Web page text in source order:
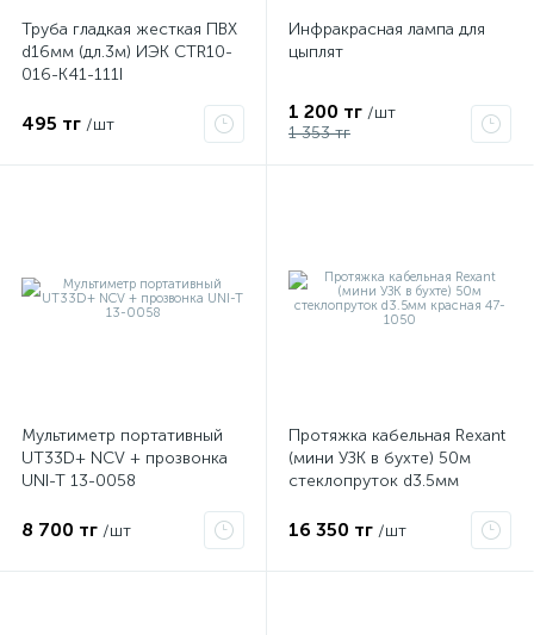
Труба гладкая жесткая ПВХ
d16мм (дл.3м) ИЭК CTR10-
016-K41-111I
495 тг /шт
Инфракрасная лампа для
цыплят
1 200 тг /шт
1 353 тг
Мультиметр портативный
UT33D+ NCV + прозвонка
UNI-T 13-0058
8 700 тг /шт
Протяжка кабельная Rexant
(мини УЗК в бухте) 50м
стеклопруток d3.5мм
16 350 тг /шт